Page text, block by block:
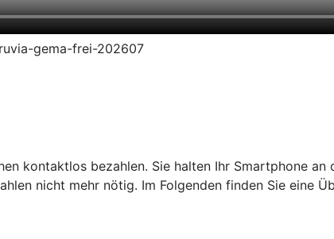
gema-frei-202607
kontaktlos bezahlen. Sie halten Ihr Smartphone
nicht mehr nötig. Im Folgenden finden Sie eine